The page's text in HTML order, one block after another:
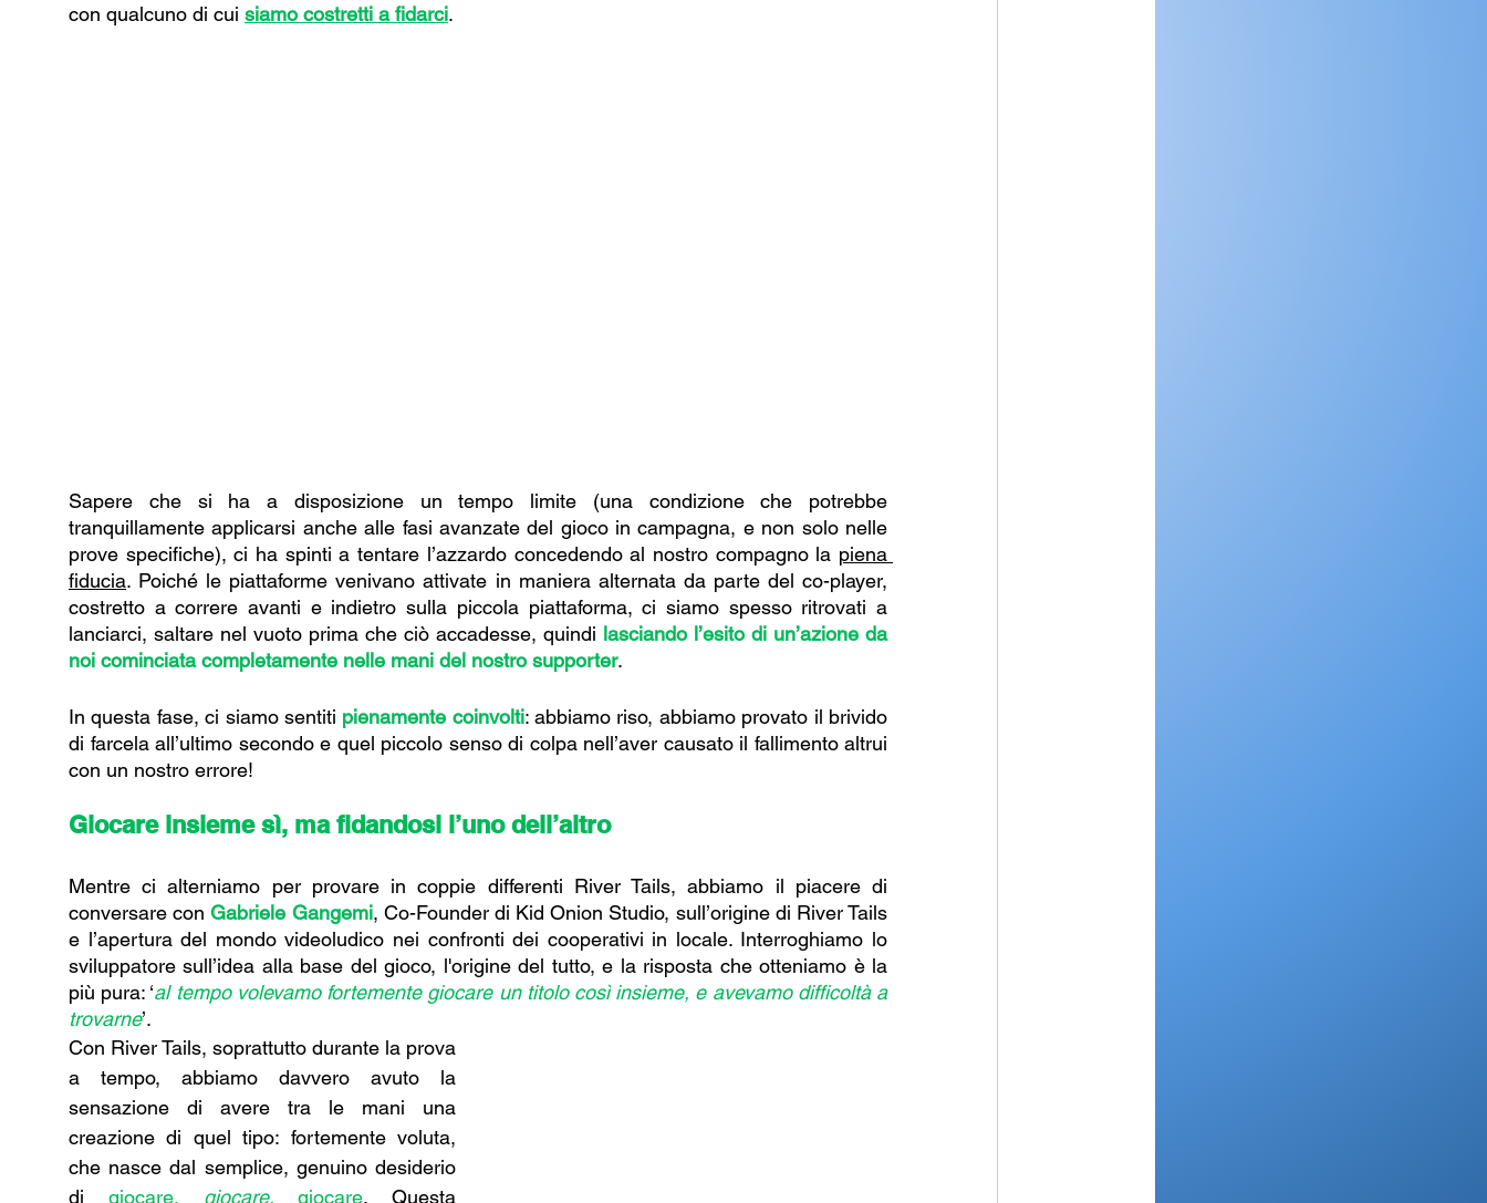
con qualcuno di cui siamo costretti a fidarci.
Sapere che si ha a disposizione un tempo limite (una condizione che potrebbe
tranquillamente applicarsi anche alle fasi avanzate del gioco in campagna, e non solo nelle
prove specifiche), ci ha spinti a tentare l’azzardo concedendo al nostro compagno la piena
fiducia. Poiché le piattaforme venivano attivate in maniera alternata da parte del co-player,
costretto a correre avanti e indietro sulla piccola piattaforma, ci siamo spesso ritrovati a
lanciarci, saltare nel vuoto prima che ciò accadesse, quindi lasciando l’esito di un’azione da
noi cominciata completamente nelle mani del nostro supporter.
In questa fase, ci siamo sentiti pienamente coinvolti: abbiamo riso, abbiamo provato il brivido
di farcela all’ultimo secondo e quel piccolo senso di colpa nell’aver causato il fallimento altrui
con un nostro errore!
Giocare insieme sì, ma fidandosi l’uno dell’altro
Mentre ci alterniamo per provare in coppie differenti River Tails, abbiamo il piacere di
conversare con Gabriele Gangemi, Co-Founder di Kid Onion Studio, sull’origine di River Tails
e l’apertura del mondo videoludico nei confronti dei cooperativi in locale. Interroghiamo lo
sviluppatore sull’idea alla base del gioco, l'origine del tutto, e la risposta che otteniamo è la
più pura: ‘al tempo volevamo fortemente giocare un titolo così insieme, e avevamo difficoltà a
trovarne’.
Con River Tails, soprattutto durante la prova
a tempo, abbiamo davvero avuto la
sensazione di avere tra le mani una
creazione di quel tipo: fortemente voluta,
che nasce dal semplice, genuino desiderio
di giocare, giocare, giocare. Questa